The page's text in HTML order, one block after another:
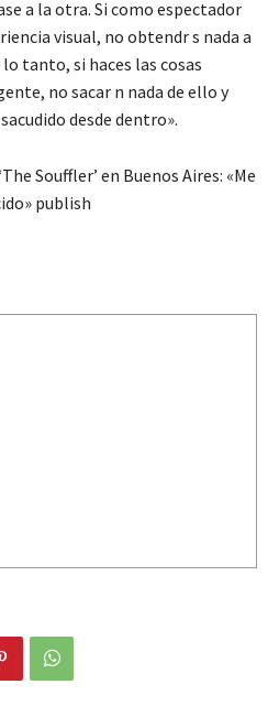
a la otra. Si como espectador
visual, no obtendr s nada a
tanto, si haces las cosas
no sacar n nada de ello y
desde dentro».
Souffler’ en Buenos Aires: «Me
publish